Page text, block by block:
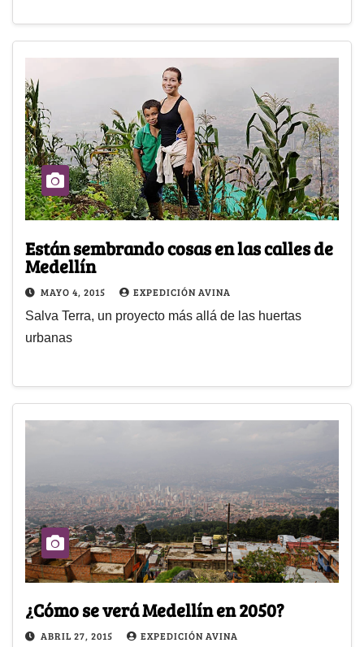
Están sembrando cosas en las calles de
Medellín
MAYO 4, 2015 EXPEDICIÓN AVINA
Salva Terra, un proyecto más allá de las huertas
urbanas
¿Cómo se verá Medellín en 2050?
ABRIL 27, 2015 EXPEDICIÓN AVINA